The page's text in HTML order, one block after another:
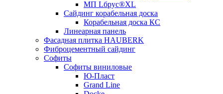
МП Lбрус®XL
Сайдинг корабельная доска
Корабельная доска КС
Линеарная панель
Фасадная плитка HAUBERK
Фиброцементный сайдинг
Софиты
Софиты виниловые
Ю-Пласт
Grand Line